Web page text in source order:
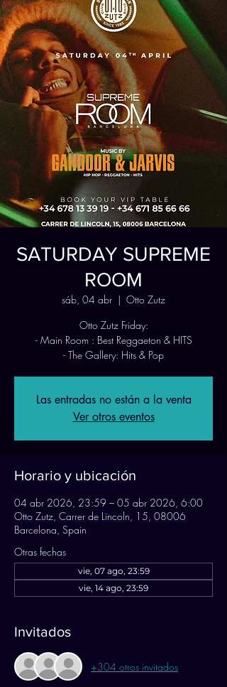
SATURDAY SUPREME
ROOM
sáb, 04 abr
  |
Otto Zutz
Otto Zutz Friday:
- Main Room : Best Reggaeton & HITS
- The Gallery: Hits & Pop
Las entradas no están a la venta
Ver otros eventos
Horario y ubicación
04 abr 2026, 23:59 – 05 abr 2026, 6:00
Otto Zutz, Carrer de Lincoln, 15, 08006
Barcelona, Spain
Otras fechas
vie, 07 ago, 23:59
vie, 14 ago, 23:59
Invitados
+304 otros invitados